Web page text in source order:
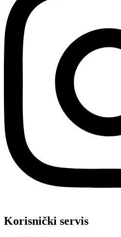
Korisnički servis